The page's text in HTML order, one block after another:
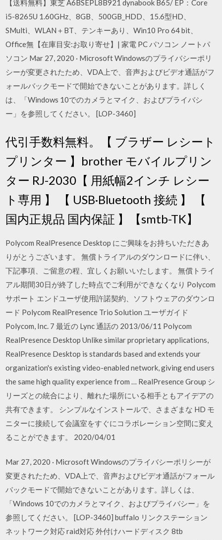
【送料無料】東芝 A6BSEPL8B921 dynabook B65/ EP：Core
i5-8265U 1.60GHz、8GB、500GB_HDD、15.6型HD、
SMulti、WLAN＋BT、テンキーあり、Win10 Pro 64 bit、
Office無【在庫目安:お取り寄せ】| 家電 PC パソコン ノートパ
ソコン Mar 27, 2020 · Microsoft Windowsのプライバシーポリ
シーが変更されたため、VDA上で、音声およびビデオ通話がフ
ォールバックモードで開始できないことがあります。詳しく
は、「Windows 10でのカメラとマイク、およびプライバシ
ー」を参照してください。 [LOP-3460]
代引手数料無料。【 ブラザー レシート
プリンター 】brother モバイルプリン
ター RJ-2030【 用紙幅2インチ レシー
ト専用 】 【 USB·Bluetooth 接続 】 【
国内正規品 国内保証 】【smtb-TK】
Polycom RealPresence Desktop にご興味をお持ちいただきあ
りがとうございます。 無償トライアルのダウンロードに伴い、
下記事項、ご留意の程、宜しくお願いいたします。 無償トライ
アル期間30日が終了した時点でご利用ができなくなり Polycom
サポート エンドユーザ使用許諾契約、ソフトウェアのダウンロ
ード Polycom RealPresence Trio Solution ユーザガイド
Polycom, Inc. 7 最近の Lync 通話の 2013/06/11 Polycom
RealPresence Desktop Unlike similar proprietary applications,
RealPresence Desktop is standards based and extends your
organization's existing video-enabled network, giving end users
the same high quality experience from … RealPresence Group シ
リーズとの統合により、離れた場所にいる相手ともアイデアの
共有できます。 シンプルなインストールで、さまざまな HD モ
ニターに接続して会議室をすぐにコラボレーション空間に変え
ることができます。 2020/04/01
Mar 27, 2020 · Microsoft Windowsのプライバシーポリシーが
変更されたため、VDA上で、音声およびビデオ通話がフォール
バックモードで開始できないことがあります。詳しくは、
「Windows 10でのカメラとマイク、およびプライバシー」を
参照してください。 [LOP-3460] buffalo リンクステーション
ネットワーク対応 raid対応 外付けハードディスク 8tb